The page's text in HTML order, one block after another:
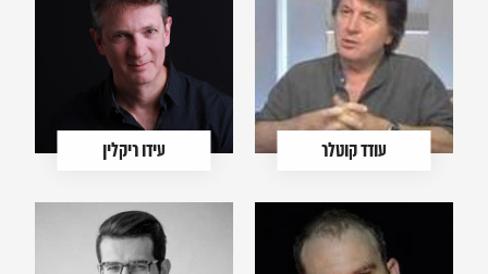
עודד קוטלר עידו ריקלין